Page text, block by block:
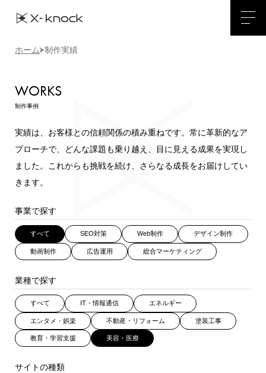
ホーム 制作実績
WORKS
制作事例
実績は、お客様との信頼関係の積み重ねです。常に革新的なア
プローチで、どんな課題も乗り越え、目に見える成果を実現し
ました。
これからも挑戦を続け、さらなる成長をお届けしてい
きます。
事業で探す
すべて SEO対策 Web制作 デザイン制作
動画制作 広告運用 総合マーケティング
業種で探す
すべて IT・情報通信 エネルギー
エンタメ・娯楽 不動産・リフォーム 塗装工事
教育・学習支援 美容・医療
サイトの種類